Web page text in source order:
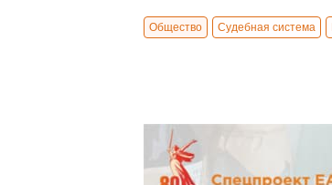
Общество Судебная система